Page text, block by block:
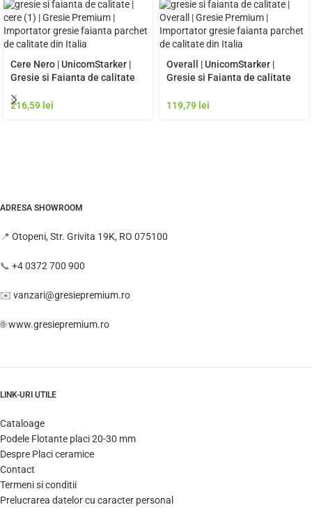
Cere Nero | UnicomStarker |
Gresie si Faianta de calitate
Rezistenta Exterior
216,59 lei
Overall | UnicomStarker |
Gresie si Faianta de calitate
Rezistenta Exterior
119,79 lei
ADRESA SHOWROOM
📍 Otopeni, Str. Grivita 19K, RO 075100
📞 +4 0372 700 900
✉️ vanzari@gresiepremium.ro
🌐www.gresiepremium.ro
LINK-URI UTILE
Cataloage
Podele Flotante placi 20-30 mm
Despre Placi ceramice
Contact
Termeni si conditii
Prelucrarea datelor cu caracter personal